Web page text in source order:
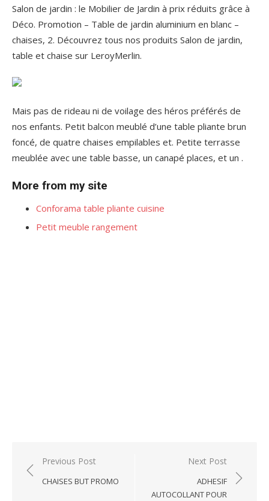
Salon de jardin : le Mobilier de Jardin à prix réduits grâce à
Déco. Promotion – Table de jardin aluminium en blanc –
chaises, 2. Découvrez tous nos produits Salon de jardin,
table et chaise sur LeroyMerlin.
Mais pas de rideau ni de voilage des héros préférés de
nos enfants. Petit balcon meublé d’une table pliante brun
foncé, de quatre chaises empilables et. Petite terrasse
meublée avec une table basse, un canapé places, et un .
More from my site
Conforama table pliante cuisine
Petit meuble rangement
Post
navigation
Previous Post
CHAISES BUT PROMO
Next Post
ADHESIF
AUTOCOLLANT POUR